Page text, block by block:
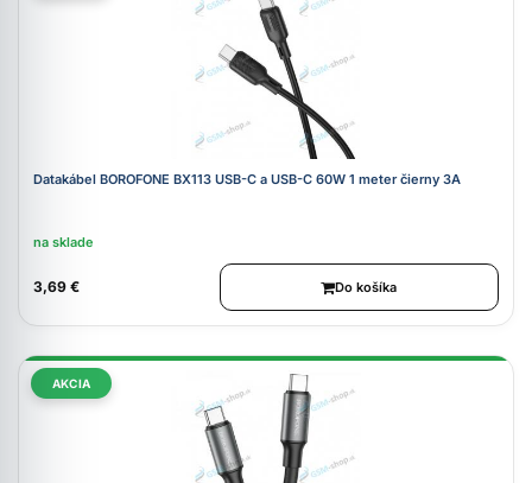
Datakábel BOROFONE BX113 USB-C a USB-C 60W 1 meter čierny 3A
na sklade
3,69 € Do košíka
AKCIA